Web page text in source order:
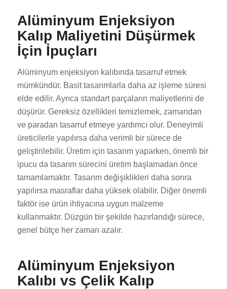
Alüminyum Enjeksiyon
Kalıp Maliyetini Düşürmek
İçin İpuçları
Alüminyum enjeksiyon kalıbında tasarruf etmek
mümkündür. Basit tasarımlarla daha az işleme süresi
elde edilir. Ayrıca standart parçaların maliyetlerini de
düşürür. Gereksiz özellikleri temizlemek, zamandan
ve paradan tasarruf etmeye yardımcı olur. Deneyimli
üreticilerle yapılırsa daha verimli bir sürece de
geliştirilebilir. Üretim için tasarım yaparken, önemli bir
ipucu da tasarım sürecini üretim başlamadan önce
tamamlamaktır. Tasarım değişiklikleri daha sonra
yapılırsa masraflar daha yüksek olabilir. Diğer önemli
faktör ise ürün ihtiyacına uygun malzeme
kullanmaktır. Düzgün bir şekilde hazırlandığı sürece,
genel bütçe her zaman azalır.
Alüminyum Enjeksiyon
Kalıbı vs Çelik Kalıp